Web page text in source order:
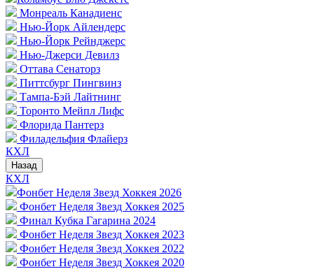
Монреаль Канадиенс
Нью-Йорк Айлендерс
Нью-Йорк Рейнджерс
Нью-Джерси Девилз
Оттава Сенаторз
Питтсбург Пингвинз
Тампа-Бэй Лайтнинг
Торонто Мейпл Лифс
Флорида Пантерз
Филадельфия Флайерз
КХЛ
Назад
КХЛ
Фонбет Неделя Звезд Хоккея 2026
Фонбет Неделя Звезд Хоккея 2025
Финал Кубка Гагарина 2024
Фонбет Неделя Звезд Хоккея 2023
Фонбет Неделя Звезд Хоккея 2022
Фонбет Неделя Звезд Хоккея 2020